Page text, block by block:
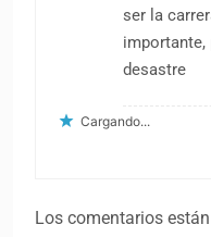
ser la
importante,
desastre
Cargando...
Los comentarios